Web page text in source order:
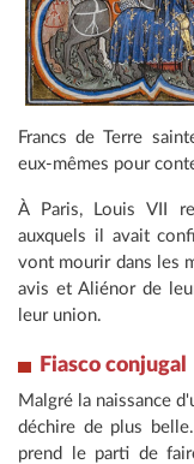
Francs de Terre
eux-mêmes pour
À Paris, Louis VII
auxquels il avait
vont mourir dans les
avis et Aliénor de
leur union.
Fiasco conjugal
Malgré la naissance
déchire de plus
prend le parti de